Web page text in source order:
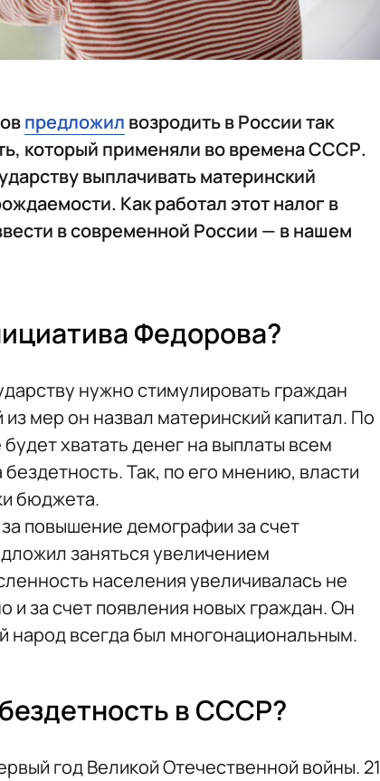
предложил возродить в России так
который применяли во времена СССР.
выплачивать материнский
Как работал этот налог в
в современной России — в нашем
Федорова?
нужно стимулировать граждан
мер он назвал материнский капитал. По
хватать денег на выплаты всем
Так, по его мнению, власти
бюджета.
повышение демографии за счет
заняться увеличением
населения увеличивалась не
и за счет появления новых граждан. Он
народ всегда был многонациональным.
в СССР?
год Великой Отечественной войны. 21